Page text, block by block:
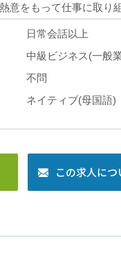
意をもって仕事に取り
日常会話以上
中級ビジネス(一般
不問
ネイティブ(母国語)
この求人に